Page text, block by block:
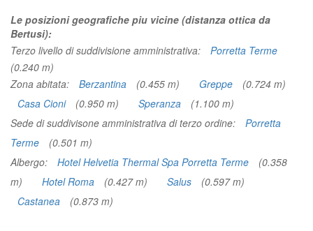
Le posizioni geografiche piu vicine (distanza ottica da
Bertusi):
Terzo livello di suddivisione amministrativa:
Porretta Terme
(0.240 m)
Zona abitata:
Berzantina (0.455 m) Greppe
(0.724 m)
Casa Cioni
(0.950 m) Speranza
(1.100 m)
Sede di suddivisone amministrativa di terzo ordine:
Porretta
Terme
(0.501 m)
Albergo:
Hotel Helvetia Thermal Spa Porretta Terme
(0.358
m)
Hotel Roma (0.427 m) Salus
(0.597 m)
Castanea
(0.873 m)